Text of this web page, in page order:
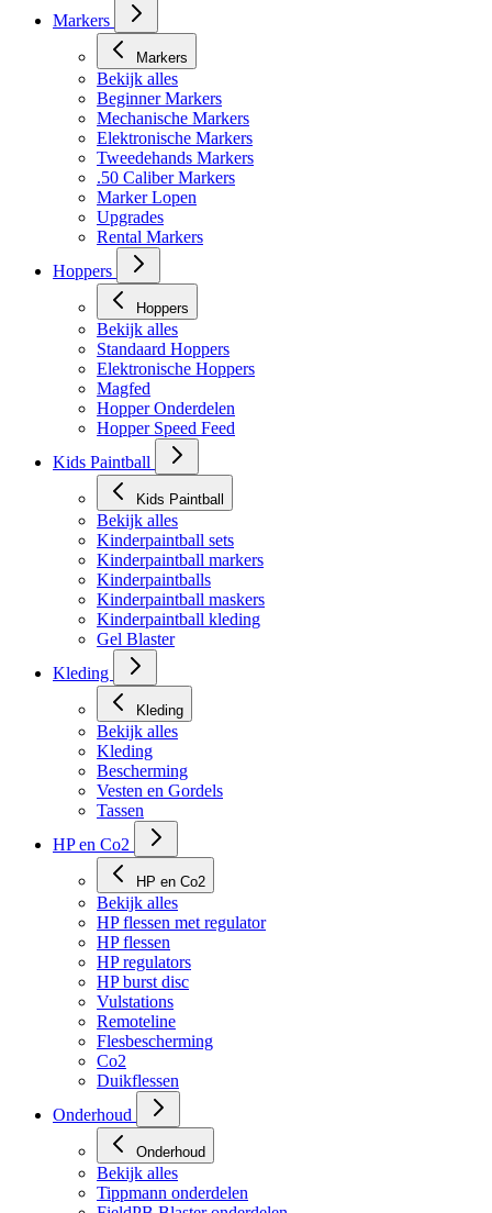
Markers
Markers
Bekijk alles
Beginner Markers
Mechanische Markers
Elektronische Markers
Tweedehands Markers
.50 Caliber Markers
Marker Lopen
Upgrades
Rental Markers
Hoppers
Hoppers
Bekijk alles
Standaard Hoppers
Elektronische Hoppers
Magfed
Hopper Onderdelen
Hopper Speed Feed
Kids Paintball
Kids Paintball
Bekijk alles
Kinderpaintball sets
Kinderpaintball markers
Kinderpaintballs
Kinderpaintball maskers
Kinderpaintball kleding
Gel Blaster
Kleding
Kleding
Bekijk alles
Kleding
Bescherming
Vesten en Gordels
Tassen
HP en Co2
HP en Co2
Bekijk alles
HP flessen met regulator
HP flessen
HP regulators
HP burst disc
Vulstations
Remoteline
Flesbescherming
Co2
Duikflessen
Onderhoud
Onderhoud
Bekijk alles
Tippmann onderdelen